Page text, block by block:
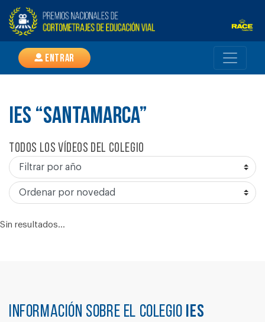
Entrar
IES “SANTAMARCA”
Todos los vídeos del colegio
Sin resultados...
Información sobre el colegio IES